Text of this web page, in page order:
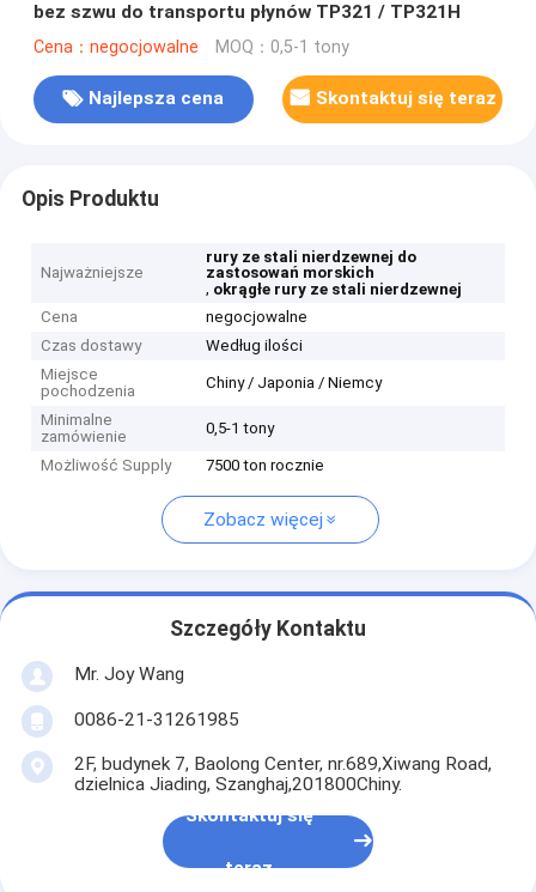
bez szwu do transportu płynów TP321 / TP321H
Cena：negocjowalne MOQ：0,5-1 tony
Najlepsza cena Skontaktuj się teraz
Opis Produktu
Najważniejsze
rury ze stali nierdzewnej do
zastosowań morskich
, okrągłe rury ze stali nierdzewnej
Cena
negocjowalne
Czas dostawy
Według ilości
Miejsce
pochodzenia
Chiny / Japonia / Niemcy
Minimalne
zamówienie
0,5-1 tony
Możliwość Supply 7500 ton rocznie
Zobacz więcej
Szczegóły Kontaktu
Mr. Joy Wang
0086-21-31261985
2F, budynek 7, Baolong Center, nr.689,Xiwang Road,
dzielnica Jiading, Szanghaj,201800Chiny.
Skontaktuj się
teraz